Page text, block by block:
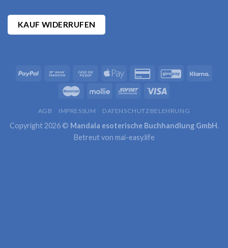
KAUF WIDERRUFEN
AGB IMPRESSUM DATENSCHUTZBELEHRUNG
Copyright 2026 © Mandala esoterische Buchhandlung GmbH .
Betreut von mai-easy.life